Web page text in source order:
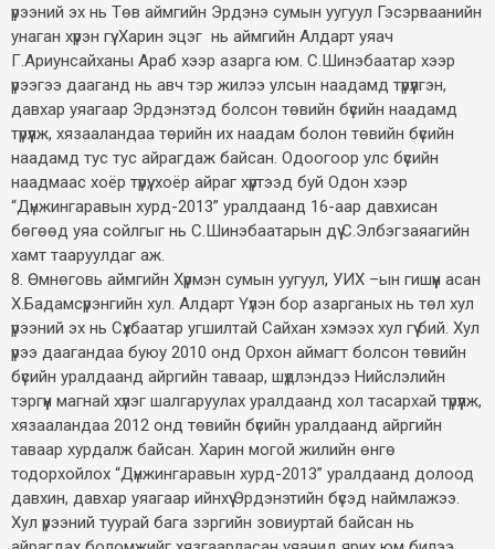
үрээний эх нь Төв аймгийн Эрдэнэ сумын уугуул Гэсэрваанийн
унаган хүрэн гүү. Харин эцэг нь аймгийн Алдарт уяач
Г.Ариунсайханы Араб хээр азарга юм. С.Шинэбаатар хээр
үрээгээ дааганд нь авч тэр жилээ улсын наадамд түрүүлгэн,
давхар уяагаар Эрдэнэтэд болсон төвийн бүсийн наадамд
түрүүлж, хязааландаа төрийн их наадам болон төвийн бүсийн
наадамд тус тус айрагдаж байсан. Одоогоор улс бүсийн
наадмаас хоёр түрүү, хоёр айраг хүртээд буй Одон хээр
“Дүнжингаравын хурд-2013” уралдаанд 16-аар давхисан
бөгөөд уяа сойлгыг нь С.Шинэбаатарын дүү С.Элбэгзаяагийн
хамт тааруулдаг аж.
8. Өмнөговь аймгийн Хүрмэн сумын уугуул, УИХ –ын гишүүн асан
Х.Бадамсүрэнгийн хул. Алдарт Үүлэн бор азарганых нь төл хул
үрээний эх нь Сүхбаатар угшилтай Сайхан хэмээх хул гүү бий. Хул
үрээ даагандаа буюу 2010 онд Орхон аймагт болсон төвийн
бүсийн уралдаанд айргийн таваар, шүдлэндээ Нийслэлийн
тэргүүн магнай хүлэг шалгаруулах уралдаанд хол тасархай түрүүлж,
хязааландаа 2012 онд төвийн бүсийн уралдаанд айргийн
таваар хурдалж байсан. Харин могой жилийн өнгө
тодорхойлох “Дүнжингаравын хурд-2013” уралдаанд долоод
давхин, давхар уяагаар ийнхүү Эрдэнэтийн бүсэд наймлажээ.
Хул үрээний туурай бага зэргийн зовиуртай байсан нь